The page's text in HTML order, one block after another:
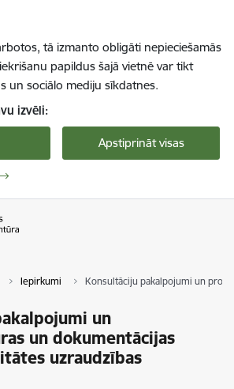
tā izmanto obligāti nepieciešamās
papildus šajā vietnē var tikt
un sociālo mediju sīkdatnes.
izvēli:
Apstiprināt visas
Iepirkumi Konsultāciju pakalpojumi un
un
un dokumentācijas
uzraudzības